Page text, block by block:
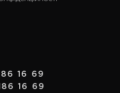
16 69
16 69